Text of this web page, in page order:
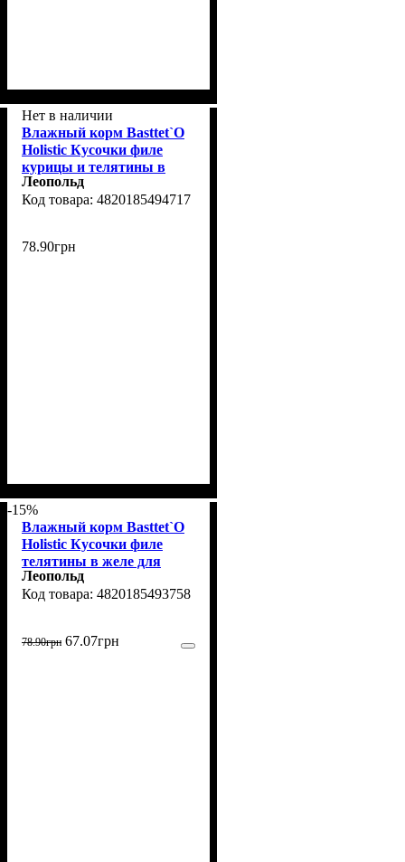
Нет в наличии
Влажный корм Basttet`O
Holistic Кусочки филе
курицы и телятины в
соусе для собак 130г
Леопольд
4820185494717
78.90грн
-15%
Влажный корм Basttet`O
Holistic Кусочки филе
телятины в желе для
щенков 130г
Леопольд
4820185493758
78.90грн 67.07грн